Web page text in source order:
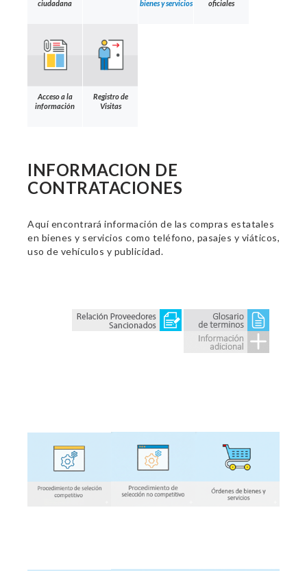
ciudadana
bienes y servicios
oficiales
Acceso a la
información
Registro de
Visitas
INFORMACION DE
CONTRATACIONES
Aquí encontrará información de las compras estatales
en bienes y servicios como teléfono, pasajes y viáticos,
uso de vehículos y publicidad.